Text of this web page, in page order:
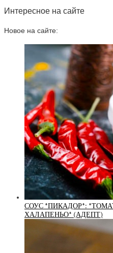
Интересное на сайте
Новое на сайте:
СОУС *ПИКАДОР*:
ХАЛАПЕНЬО* (АДЕПТ)